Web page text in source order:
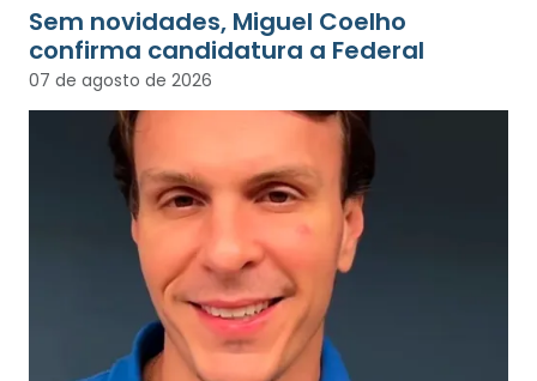
Sem novidades, Miguel Coelho
confirma candidatura a Federal
07 de agosto de 2026